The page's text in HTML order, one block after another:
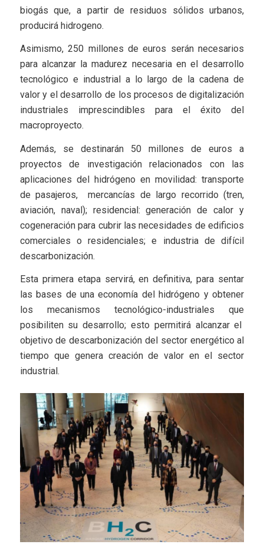
biogás que, a partir de residuos sólidos urbanos,
producirá hidrogeno.
Asimismo, 250 millones de euros serán necesarios
para alcanzar la madurez necesaria en el desarrollo
tecnológico e industrial a lo largo de la cadena de
valor y el desarrollo de los procesos de digitalización
industriales imprescindibles para el éxito del
macroproyecto.
Además, se destinarán 50 millones de euros a
proyectos de investigación relacionados con las
aplicaciones del hidrógeno en movilidad: transporte
de pasajeros, mercancías de largo recorrido (tren,
aviación, naval); residencial: generación de calor y
cogeneración para cubrir las necesidades de edificios
comerciales o residenciales; e industria de difícil
descarbonización.
Esta primera etapa servirá, en definitiva, para sentar
las bases de una economía del hidrógeno y obtener
los mecanismos tecnológico-industriales que
posibiliten su desarrollo; esto permitirá alcanzar el
objetivo de descarbonización del sector energético al
tiempo que genera creación de valor en el sector
industrial.